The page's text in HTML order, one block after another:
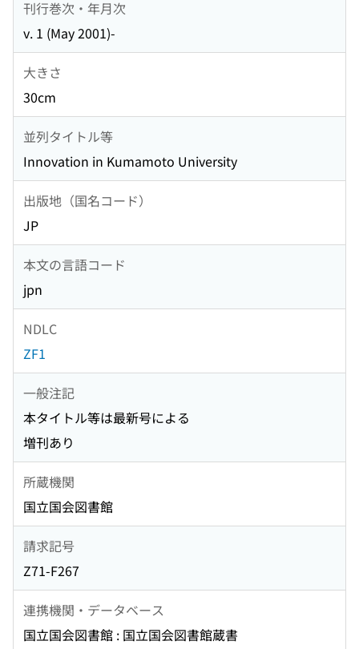
刊行巻次・年月次
v. 1 (May 2001)-
大きさ
30cm
並列タイトル等
Innovation in Kumamoto University
出版地（国名コード）
JP
本文の言語コード
jpn
NDLC
ZF1
一般注記
本タイトル等は最新号による
増刊あり
所蔵機関
国立国会図書館
請求記号
Z71-F267
連携機関・データベース
国立国会図書館 : 国立国会図書館蔵書